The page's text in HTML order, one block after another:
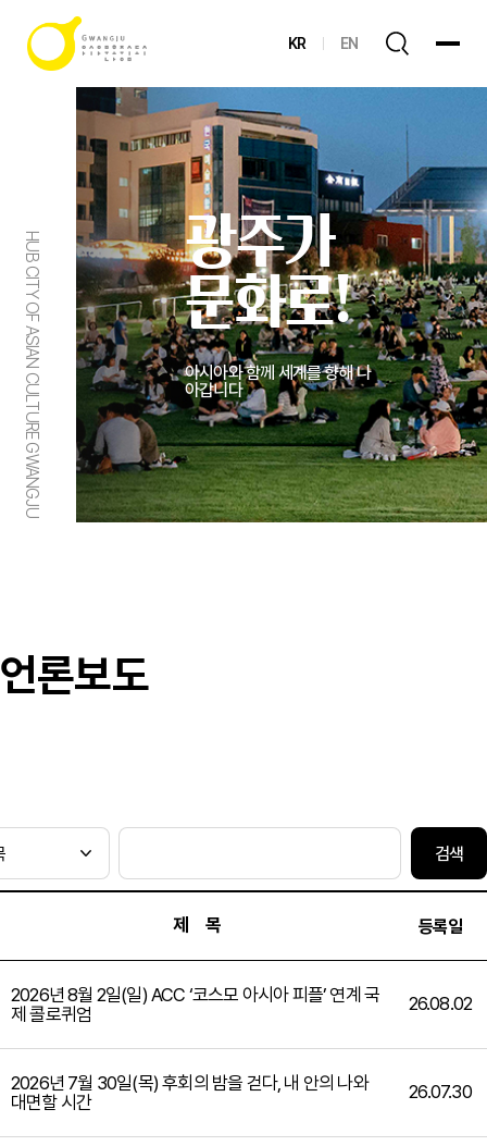
KR EN
HUB CITY OF ASIAN CULTURE GWANGJU
광주가
문화로!
아시아와 함께 세계를 향해 나
아갑니다
언론보도
제 목 등록일
2026년 8월 2일(일) ACC ‘코스모 아시아 피플’ 연계 국
제 콜로퀴엄
26.08.02
2026년 7월 30일(목) 후회의 밤을 걷다, 내 안의 나와
대면할 시간
26.07.30
검색